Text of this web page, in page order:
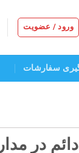
ورود / عضویت
سفارشات